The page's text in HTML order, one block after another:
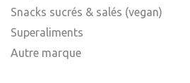
Snacks sucrés & salés (vegan)
Superaliments
Autre marque